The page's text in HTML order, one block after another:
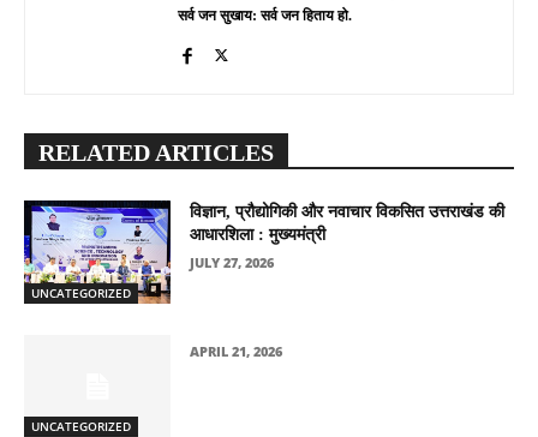
सर्व जन सुखाय: सर्व जन हिताय हो.
RELATED ARTICLES
UNCATEGORIZED
विज्ञान, प्रौद्योगिकी और नवाचार विकसित उत्तराखंड की
आधारशिला : मुख्यमंत्री
JULY 27, 2026
UNCATEGORIZED
APRIL 21, 2026